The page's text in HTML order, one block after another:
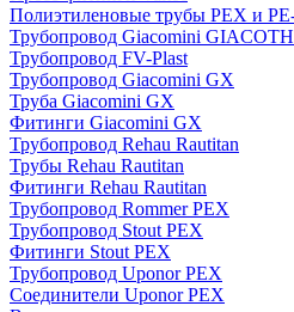
Полиэтиленовые трубы PEX и
Трубопровод Giacomini
Трубопровод FV-Plast
Трубопровод Giacomini GX
Труба Giacomini GX
Фитинги Giacomini GX
Трубопровод Rehau Rautitan
Трубы Rehau Rautitan
Фитинги Rehau Rautitan
Трубопровод Rommer PEX
Трубопровод Stout PEX
Фитинги Stout PEX
Трубопровод Uponor PEX
Соединители Uponor PEX